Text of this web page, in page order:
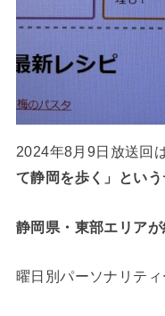
2024年8月9日放送回
て静岡を歩く」とい
静岡県・東部エリアが
曜日別パーソナリテ